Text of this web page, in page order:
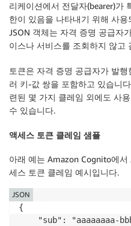
리케이션에서 전달자(bearer)가
한이 있음을 나타내기 위해 사
JSON 객체는 자격 증명 공급자
이스나 서비스를 조회하지 않고
토큰은 자격 증명 공급자가 발
러 키-값 쌍을 포함하고 있습니
련된 몇 가지 클레임 외에도 사
수 있습니다.
액세스 토큰 클레임 샘플
아래 예는 Amazon Cognito에서
세스 토큰 클레임 예시입니다.
{
"sub": "aaaaaaaa-
JSON